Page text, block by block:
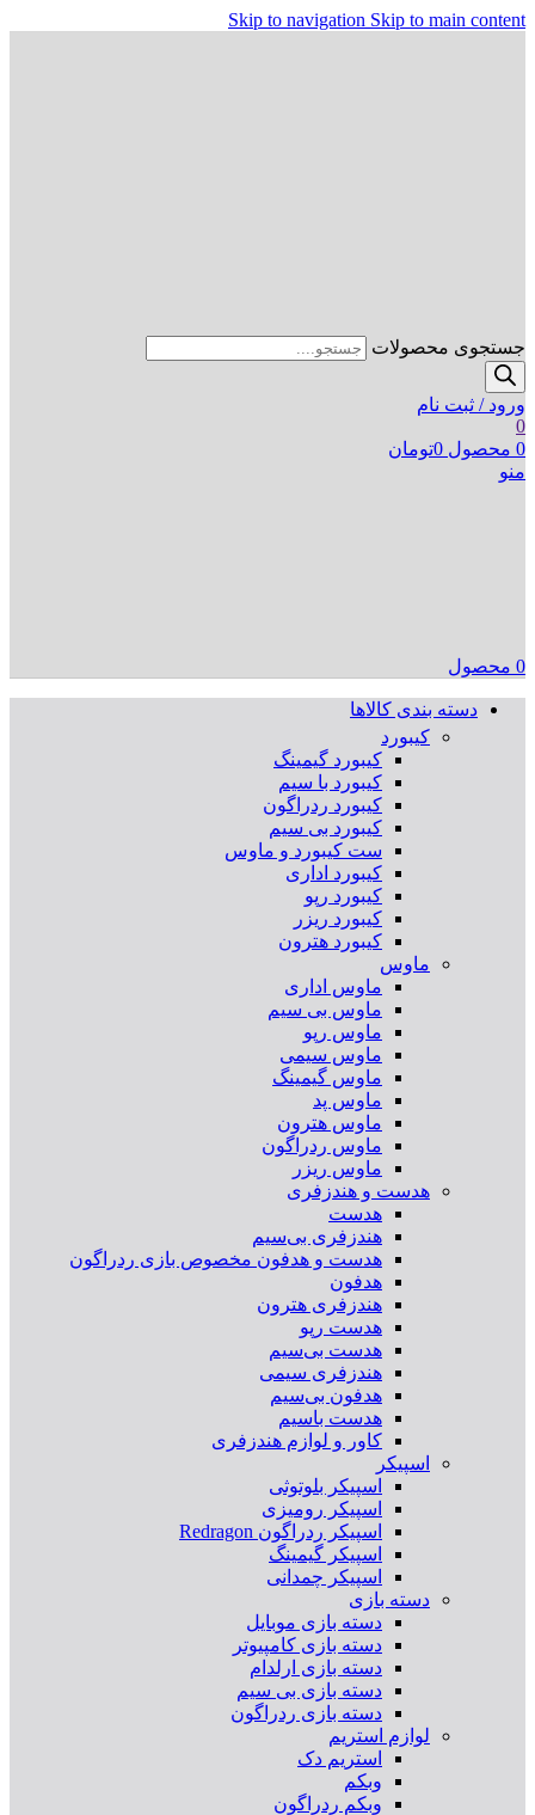
Skip to navigation Skip to main content
جستجوی محصولات
ورود / ثبت نام
0
0 محصول 0تومان
منو
0 محصول
دسته بندی کالاها
کیبورد
کیبورد گیمینگ
کیبورد با سیم
کیبورد ردراگون
کیبورد بی سیم
ست کیبورد و ماوس
کیبورد اداری
کیبورد رپو
کیبورد ریزر
کیبورد هترون
ماوس
ماوس اداری
ماوس بی سیم
ماوس رپو
ماوس سیمی
ماوس گیمینگ
ماوس پد
ماوس هترون
ماوس ردراگون
ماوس ریزر
هدست و هندزفری
هدست
هندزفری بی‌سیم
هدست و هدفون مخصوص بازی ردراگون
هدفون
هندزفری هترون
هدست رپو
هدست بی‌سیم
هندزفری سیمی
هدفون بی‌سیم
هدست باسیم
کاور و لوازم هندزفری
اسپیکر
اسپیکر بلوتوثی
اسپیکر رومیزی
اسپیکر ردراگون Redragon
اسپیکر گیمینگ
اسپیکر چمدانی
دسته بازی
دسته بازی موبایل
دسته بازی کامپیوتر
دسته بازی ارلدام
دسته بازی بی سیم
دسته بازی ردراگون
لوازم استریم
استریم دک
وبکم
وبکم ردراگون